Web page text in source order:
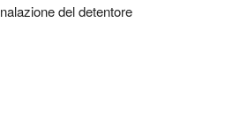
del detentore